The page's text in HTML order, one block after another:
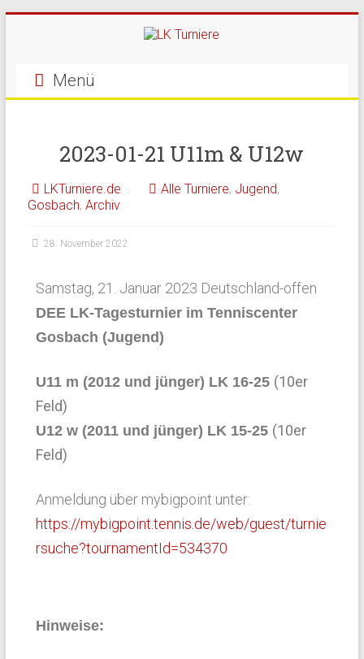
Menü
2023-01-21 U11m & U12w
LKTurniere.de Alle Turniere, Jugend,
Gosbach, Archiv
28. November 2022
Samstag, 21. Januar 2023 Deutschland-offen
DEE LK-Tagesturnier im Tenniscenter
Gosbach (Jugend)
U11 m (2012 und jünger) LK 16-25 (10er
Feld)
U12 w (2011 und jünger) LK 15-25 (10er
Feld)
Anmeldung über mybigpoint unter:
https://mybigpoint.tennis.de/web/guest/turnie
rsuche?tournamentId=534370
Hinweise: